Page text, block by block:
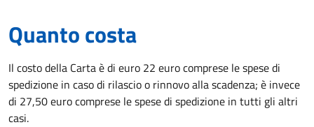
Quanto costa
Il costo della Carta è di euro 22 euro comprese le spese di
spedizione in caso di rilascio o rinnovo alla scadenza; è invece
di 27,50 euro comprese le spese di spedizione in tutti gli altri
casi.